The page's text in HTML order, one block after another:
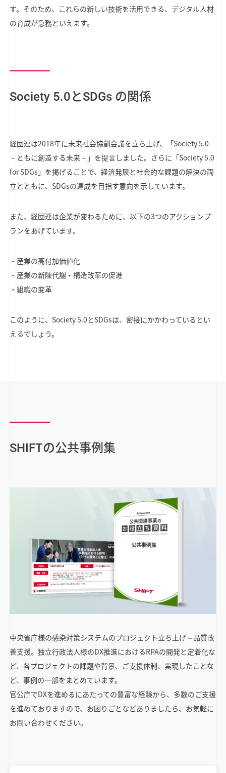
す。そのため、これらの新しい技術を活用できる、デジタル人材
の育成が急務といえます。
Society 5.0とSDGs の関係
経団連は2018年に未来社会協創会議を立ち上げ、「Society 5.0
－ともに創造する未来－」を提言しました。さらに「Society 5.0
for SDGs」を掲げることで、経済発展と社会的な課題の解決の両
立とともに、SDGsの達成を目指す意向を示しています。
また、経団連は企業が変わるために、以下の3つのアクションプ
ランをあげています。
・産業の高付加価値化
・産業の新陳代謝・構造改革の促進
・組織の変革
このように、Society 5.0とSDGsは、密接にかかわっているとい
えるでしょう。
SHIFTの公共事例集
中央省庁様の感染対策システムのプロジェクト立ち上げ～品質改
善支援。独立行政法人様のDX推進におけるRPAの開発と定着化な
ど、各プロジェクトの課題や背景、ご支援体制、実現したことな
ど、事例の一部をまとめています。
官公庁でDXを進めるにあたっての豊富な経験から、多数のご支援
を進めておりますので、お困りごとなどありましたら、お気軽に
お問い合わせください。